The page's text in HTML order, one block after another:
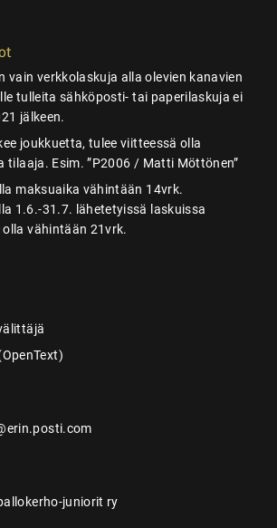
vain verkkolaskuja alla olevien kanavien
tulleita sähköposti- tai paperilaskuja ei
jälkeen.
joukkuetta, tulee viitteessä olla
tilaaja. Esim. ”P2006 / Matti Möttönen”
maksuaika vähintään 14vrk.
1.6.-31.7. lähetetyissä laskuissa
vähintään 21vrk.
juniorit ry